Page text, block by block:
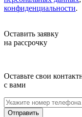
конфиденциальности.
Оставить заявку
на рассрочку
Оставьте свои
с вами